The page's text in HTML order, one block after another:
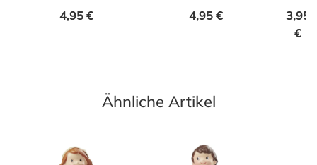
Kommunion |
4,95 €
Kommunion,
4,95 €
3,95
€
Ähnliche Artikel